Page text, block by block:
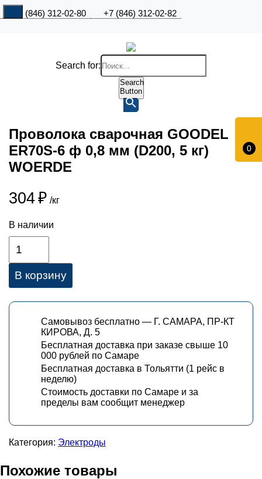
+7 (846) 312-02-80 +7 (846) 312-02-82
0
Search for:
Search
Button
Проволока сварочная GOODEL
ER70S-6 ф 0,8 мм (D200, 5 кг)
WOERDE
304₽ /кг
В наличии
В корзину
Самовывоз бесплатно — Г. САМАРА, ПР-КТ
КИРОВА, Д. 5
Бесплатная доставка при заказе свыше 10
000 рублей по Самаре
Бесплатная доставка в Тольятти (1 рейс в
неделю)
Стоимость доставки по Самаре и за
пределы вам сообщит менеджер
Категория: Электроды
Похожие товары